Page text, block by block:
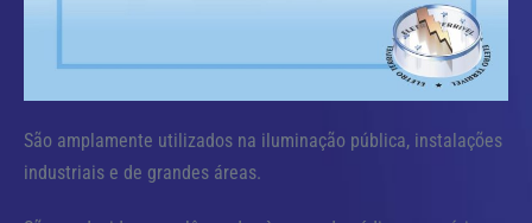
São amplamente utilizados na iluminação pública, instalações
industriais e de grandes áreas.